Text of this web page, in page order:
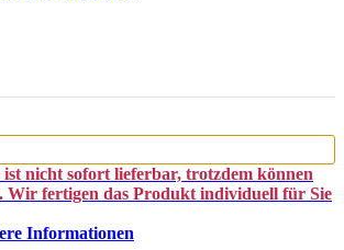
ist nicht sofort lieferbar, trotzdem können
Wir fertigen das Produkt individuell für Sie
Informationen